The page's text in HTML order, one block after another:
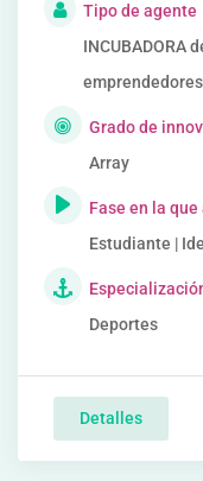
Tipo de agente
INCUBADORA
emprendedores
Grado de
Array
Fase en la que
Estudiante |
Deportes
Detalles